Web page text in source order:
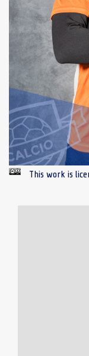
This work is